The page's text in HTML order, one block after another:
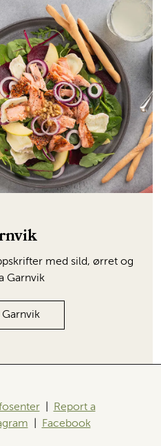
med sild, ørret og
Garnvik
Garnvik
|
Report a
Facebook